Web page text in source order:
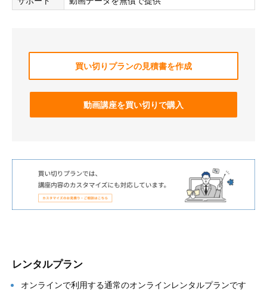
買い切りプランの見積書を作成
動画講座を買い切りで購入
レンタルプラン
オンラインで利用する通常のオンラインレンタルプランです